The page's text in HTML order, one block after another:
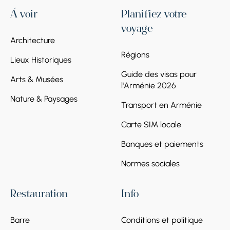
Monastère de
Visitez le monastère de Noravank, l'un des
plus beaux chefs-d'œuvre médiévaux
d'Arménie, niché au cœur des spectaculaires
falaises rouges de Vayots Dzor. Ce monastère
est réputé pour son architecture élégante,
son atmosphère paisible et ses vues
imprenables sur le canyon environnant. Ce
arménien, l'histoire et la beauté saisissante de
À voir
Architecture
Lieux Historiques
Arts & Musées
Nature & Paysages
Planifiez votre
voyage
Régions
Guide des visas pour
l'Arménie 2026
Transport en Arménie
Carte SIM locale
Banques et paiements
Normes sociales
Restauration
Barre
Info
Conditions et politique